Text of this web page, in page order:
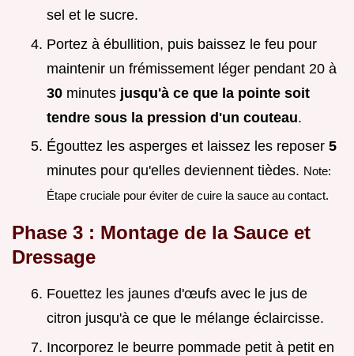
sel et le sucre.
Portez à ébullition, puis baissez le feu pour
maintenir un frémissement léger pendant 20 à
30 minutes jusqu'à ce que la pointe soit
tendre sous la pression d'un couteau.
Égouttez les asperges et laissez les reposer 5
minutes pour qu'elles deviennent tièdes. Note:
Étape cruciale pour éviter de cuire la sauce au contact.
Phase 3 : Montage de la Sauce et
Dressage
Fouettez les jaunes d'œufs avec le jus de
citron jusqu'à ce que le mélange éclaircisse.
Incorporez le beurre pommade petit à petit en